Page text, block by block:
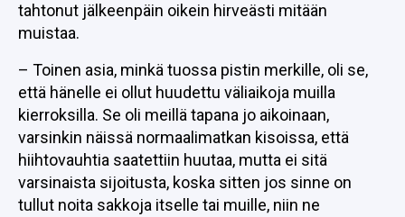
tahtonut jälkeenpäin oikein hirveästi mitään
muistaa.
– Toinen asia, minkä tuossa pistin merkille, oli se,
että hänelle ei ollut huudettu väliaikoja muilla
kierroksilla. Se oli meillä tapana jo aikoinaan,
varsinkin näissä normaalimatkan kisoissa, että
hiihtovauhtia saatettiin huutaa, mutta ei sitä
varsinaista sijoitusta, koska sitten jos sinne on
tullut noita sakkoja itselle tai muille, niin ne